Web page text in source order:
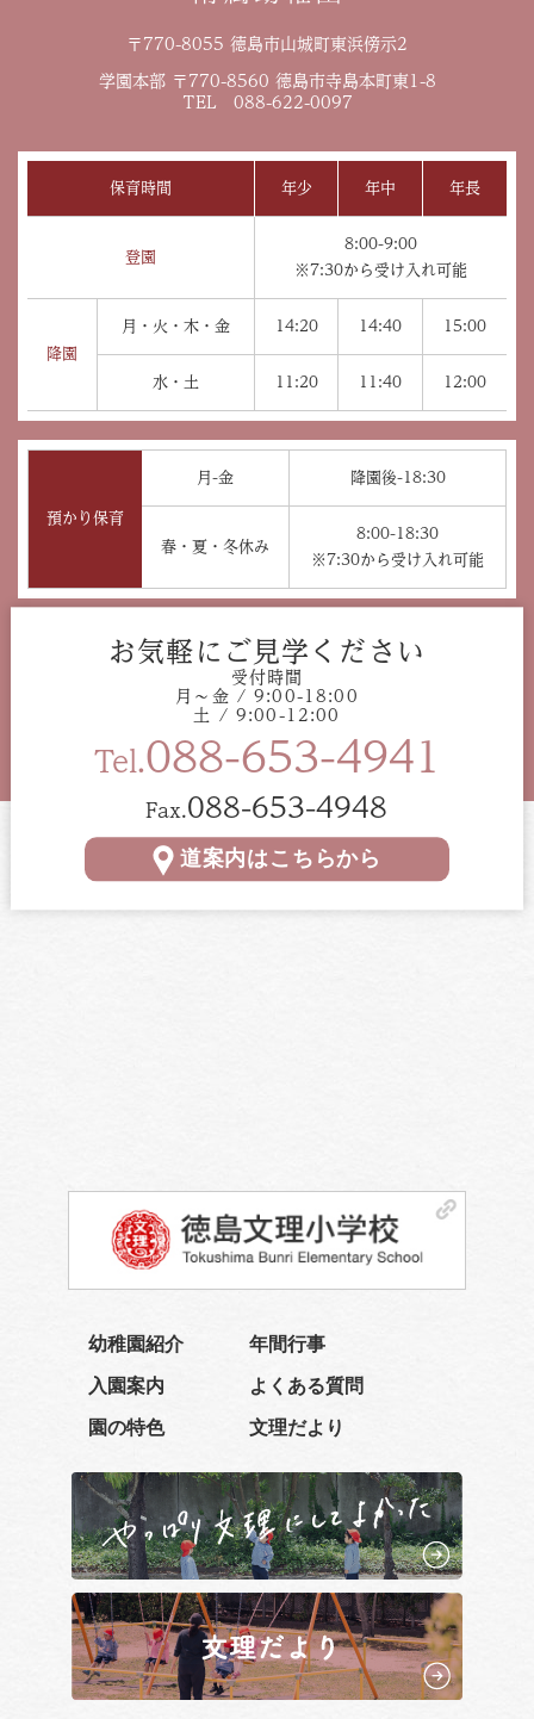
〒770-8055 徳島市山城町東浜傍示2
学園本部 〒770-8560 徳島市寺島本町東1-8
TEL 088-622-0097
保育時間 年少 年中 年長
登園
8:00-9:00
※7:30から受け入れ可能
降園
月・火・木・金 14:20 14:40 15:00
水・土 11:20 11:40 12:00
預かり保育
月-金 降園後-18:30
春・夏・冬休み
8:00-18:30
※7:30から受け入れ可能
お気軽にご見学ください
受付時間
月〜金 / 9:00-18:00
土 / 9:00-12:00
Tel.088-653-4941
Fax.088-653-4948
道案内はこちらから
幼稚園紹介 年間行事
入園案内 よくある質問
園の特色 文理だより